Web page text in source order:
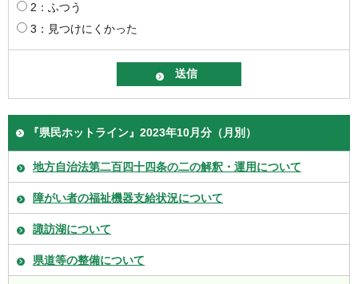
2：ふつう
3：見つけにくかった
『県民ホットライン』2023年10月分（月別）
地方自治法第二百四十四条の二の解釈・運用について
障がい者の福祉機器支給状況について
諏訪湖について
県道等の整備について